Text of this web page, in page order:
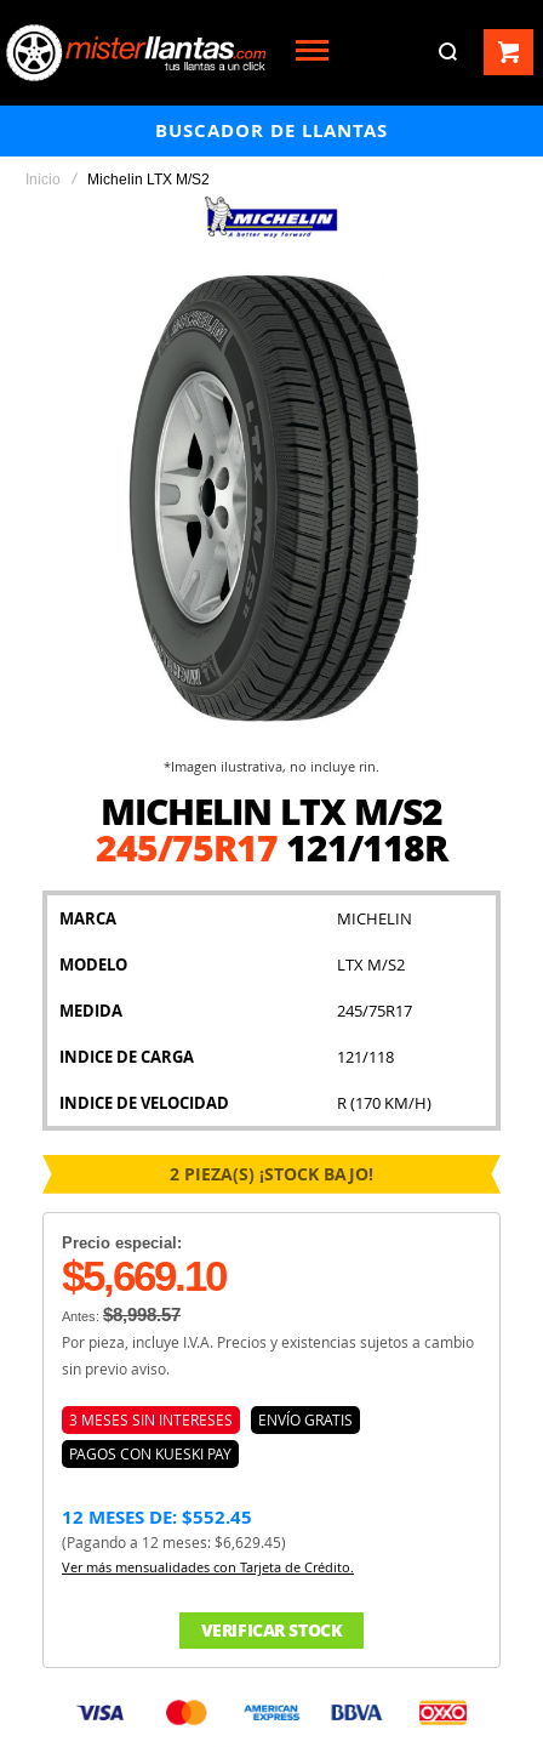
BUSCADOR DE LLANTAS
Inicio Michelin LTX M/S2
MICHELIN LTX M/S2
245/75R17121/118R
MARCA MICHELIN
MODELO LTX M/S2
MEDIDA 245/75R17
INDICE DE CARGA 121/118
INDICE DE VELOCIDAD R (170 KM/H)
2 PIEZA(S) ¡STOCK BAJO!
Precio especial:
$5,669.10
Antes: $8,998.57
Por pieza, incluye I.V.A. Precios y existencias sujetos a cambio
sin previo aviso.
3 MESES SIN INTERESES
ENVÍO GRATIS
PAGOS CON KUESKI PAY
12 MESES DE: $552.45
(Pagando a 12 meses: $6,629.45)
Ver más mensualidades con Tarjeta de Crédito.
VERIFICAR STOCK
*Imagen ilustrativa, no incluye rin.
comienzo
galería
imágenes